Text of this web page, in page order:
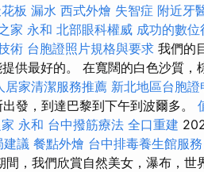
板 漏水 西式外燴 失智症 附近牙
家 永和 北部眼科權威 成功的數位
術 台胞證照片規格與要求 我們的
供最好的。 在寬闊的白色沙質，
居家清潔服務推薦 新北地區台胞證
發，到達巴黎到下午到波爾多。
永和 台中撥筋療法 全口重建
建議 餐點外燴 台中排毒養生館服務
，我們欣賞自然美女，瀑布，